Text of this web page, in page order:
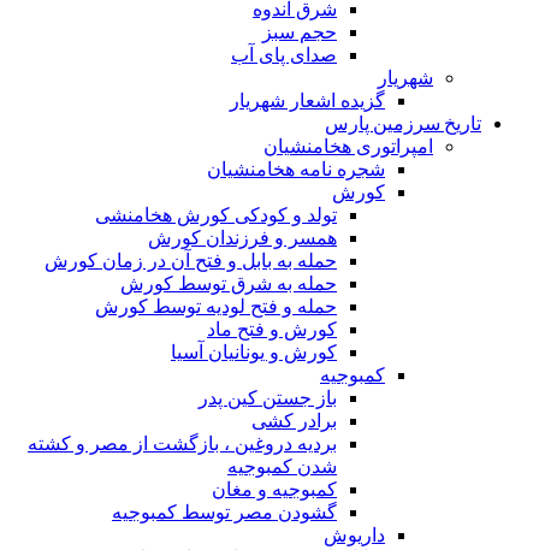
شرق اندوه
حجم سبز
صدای پای آب
شهریار
گزیده اشعار شهریار
تاریخ سرزمین پارس
امپراتوری هخامنشیان
شجره نامه هخامنشیان
کورش
تولد و کودکی کورش هخامنشی
همسر و فرزندان کورش
حمله به بابل و فتح آن در زمان کورش
حمله به شرق توسط کورش
حمله و فتح لودیه توسط کورش
کورش و فتح ماد
کورش و یونانیان آسیا
کمبوجیه
باز جستن کین پدر
برادر کشی
بردیه دروغین ، بازگشت از مصر و کشته
شدن کمبوجیه
کمبوجیه و مغان
گشودن مصر توسط کمبوجیه
داریوش